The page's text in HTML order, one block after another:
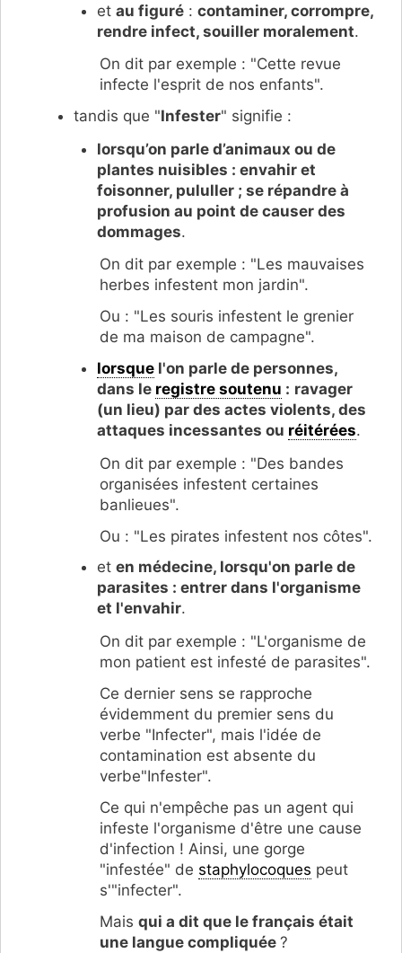
et au figuré: contaminer, corrompre,
rendre infect, souiller moralement.
On dit par exemple : "Cette revue
infecte l'esprit de nos enfants".
tandis que "Infester" signifie :
lorsqu’on parle d’animaux ou de
plantes nuisibles : envahir et
foisonner, pululler ; se répandre à
profusion au point de causer des
dommages.
On dit par exemple : "Les mauvaises
herbes infestent mon jardin".
Ou : "Les souris infestent le grenier
de ma maison de campagne".
lorsquel'on parle de personnes,
dans le registre soutenu : ravager
(un lieu) par des actes violents, des
attaques incessantes ou réitérées.
On dit par exemple : "Des bandes
organisées infestent certaines
banlieues".
Ou : "Les pirates infestent nos côtes".
et en médecine, lorsqu'on parle de
parasites : entrer dans l'organisme
et l'envahir.
On dit par exemple : "L'organisme de
mon patient est infesté de parasites".
Ce dernier sens se rapproche
évidemment du premier sens du
verbe "Infecter", mais l'idée de
contamination est absente du
verbe"Infester".
Ce qui n'empêche pas un agent qui
infeste l'organisme d'être une cause
d'infection ! Ainsi, une gorge
"infestée" de staphylocoques peut
s'"infecter".
Mais qui a dit que le français était
une langue compliquée ?